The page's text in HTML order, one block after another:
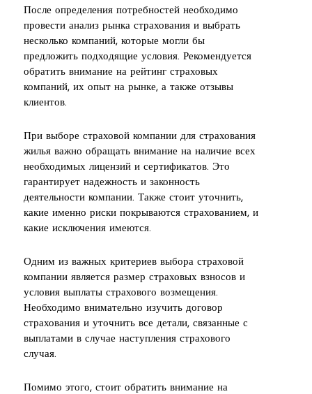
После определения потребностей необходимо
провести анализ рынка страхования и выбрать
несколько компаний, которые могли бы
предложить подходящие условия. Рекомендуется
обратить внимание на рейтинг страховых
компаний, их опыт на рынке, а также отзывы
клиентов.
При выборе страховой компании для страхования
жилья важно обращать внимание на наличие всех
необходимых лицензий и сертификатов. Это
гарантирует надежность и законность
деятельности компании. Также стоит уточнить,
какие именно риски покрываются страхованием, и
какие исключения имеются.
Одним из важных критериев выбора страховой
компании является размер страховых взносов и
условия выплаты страхового возмещения.
Необходимо внимательно изучить договор
страхования и уточнить все детали, связанные с
выплатами в случае наступления страхового
случая.
Помимо этого, стоит обратить внимание на